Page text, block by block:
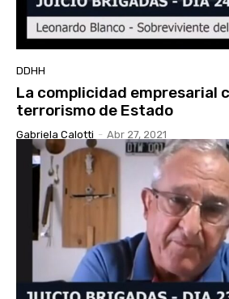
DDHH
La complicidad empresarial
terrorismo de Estado
Gabriela Calotti - Abr 27, 2021